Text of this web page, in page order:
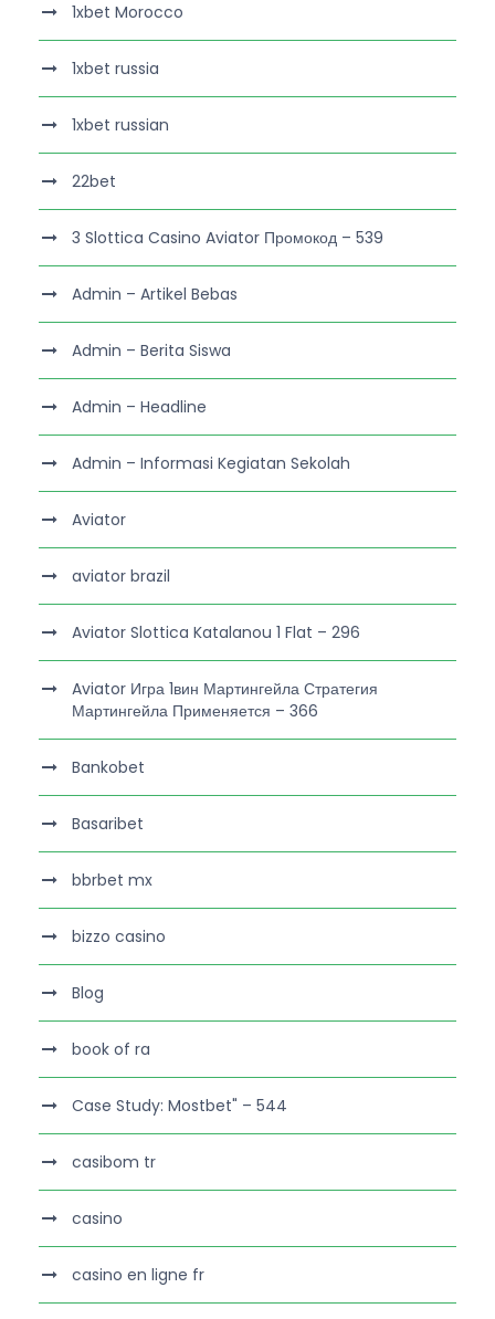
1xbet Morocco
1xbet russia
1xbet russian
22bet
3 Slottica Casino Aviator Промокод – 539
Admin – Artikel Bebas
Admin – Berita Siswa
Admin – Headline
Admin – Informasi Kegiatan Sekolah
Aviator
aviator brazil
Aviator Slottica Katalanou 1 Flat – 296
Aviator Игра 1вин Мартингейла Стратегия
Мартингейла Применяется – 366
Bankobet
Basaribet
bbrbet mx
bizzo casino
Blog
book of ra
Case Study: Mostbet" – 544
casibom tr
casino
casino en ligne fr